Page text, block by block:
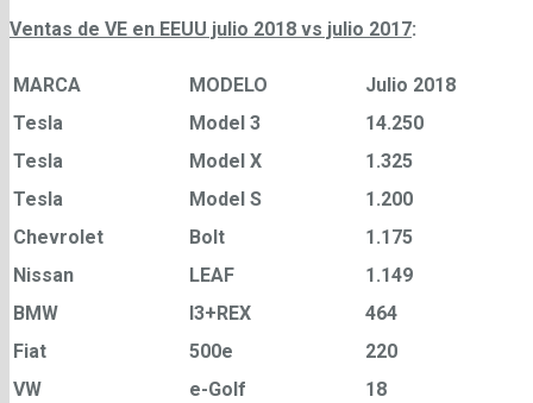
Ventas de VE en EEUU julio 2018 vs julio 2017:
MARCA MODELO
Julio 2018
Tesla
Model 3
14.250
Tesla
Model X
1.325
Tesla
Model S
1.200
Chevrolet
Bolt
1.175
Nissan
LEAF
1.149
BMW
I3+REX
464
Fiat
500e
220
VW
e-Golf 18